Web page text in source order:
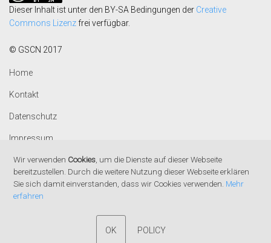
Dieser Inhalt ist unter den BY-SA Bedingungen der Creative
Commons Lizenz frei verfügbar.
© GSCN 2017
Home
Kontakt
Datenschutz
Impressum
Wir verwenden Cookies , um die Dienste auf dieser Webseite
bereitzustellen. Durch die weitere Nutzung dieser Webseite erklären
Sie sich damit einverstanden, dass wir Cookies verwenden. Mehr
erfahren
OK POLICY